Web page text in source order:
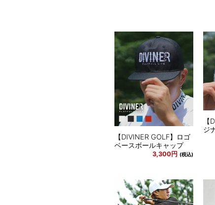
【DIVINER GOLF】ロゴ
ベースボールキャップ
3,300円 (税込)
ジ